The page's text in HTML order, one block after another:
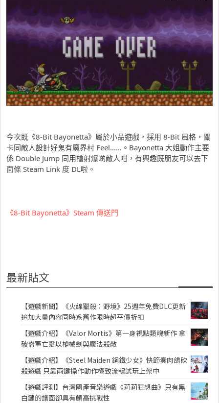
今次既《8-Bit Bayonetta》屬於小品遊戲，採用 8-Bit 風格，關
卡同敵人設計好鬼有魔界村 Feel……。Bayonetta 大姐動作主要
係 Double Jump 同用槍射爆啲敵人咁，有興趣既朋友可以去下
面條 Steam Link 度 DL啦。
《8-Bit Bayonetta》Steam 傳送門
最新貼文
【遊戲新聞】《火線獵殺：野境》25週年免費DLC更新
追加大量內容同時系舊作限時超平價折扣
【遊戲介紹】《Valor Mortis》第一身視點類魂新作 拿
破崙軍亡靈以槍械劍與魔法殺敵
【遊戲介紹】《Steel Maiden 鋼鐵少女》快節奏肉鴿砍
殺遊戲 只靠兩鍵操作動作極致流暢試玩上架中
【遊戲評測】台灣國產音樂遊戲《莉莉狂想曲》只有黑
白鍵的譜面卻具有頗高挑戰性